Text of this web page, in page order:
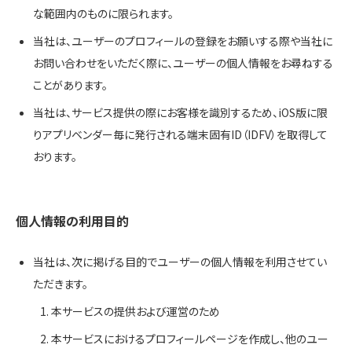
な範囲内のものに限られます。
当社は、ユーザーのプロフィールの登録をお願いする際や当社に
お問い合わせをいただく際に、ユーザーの個人情報をお尋ねする
ことがあります。
当社は、サービス提供の際にお客様を識別するため、iOS版に限
りアプリベンダー毎に発行される端末固有ID（IDFV）を取得して
おります。
個人情報の利用目的
当社は、次に掲げる目的でユーザーの個人情報を利用させてい
ただきます。
本サービスの提供および運営のため
本サービスにおけるプロフィールページを作成し、他のユー